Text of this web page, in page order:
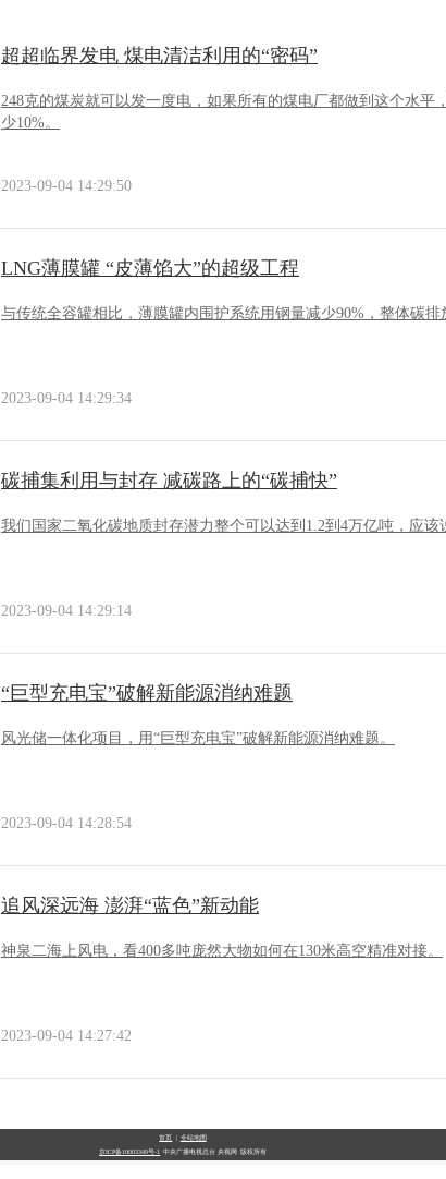
超超临界发电 煤电清洁利用的“密码”
248克的煤炭就可以发一度电，如果所有的煤电厂都做到这个水平
少10%。
2023-09-04 14:29:50
LNG薄膜罐 “皮薄馅大”的超级工程
与传统全容罐相比，薄膜罐内围护系统用钢量减少90%，整体碳排
2023-09-04 14:29:34
碳捕集利用与封存 减碳路上的“碳捕快”
我们国家二氧化碳地质封存潜力整个可以达到1.2到4万亿吨，应该
2023-09-04 14:29:14
“巨型充电宝”破解新能源消纳难题
风光储一体化项目，用“巨型充电宝”破解新能源消纳难题。
2023-09-04 14:28:54
追风深远海 澎湃“蓝色”新动能
神泉二海上风电，看400多吨庞然大物如何在130米高空精准对接。
2023-09-04 14:27:42
首页 全站地图
京ICP备10003349号-1 中央广播电视总台 央视网 版权所有